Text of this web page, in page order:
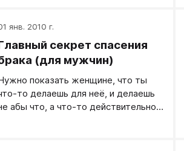
янв. 2010 г.
секрет спасения
(для мужчин)
показать женщине, что ты
то делаешь для неё, и делаешь
абы что, а что-то действительно